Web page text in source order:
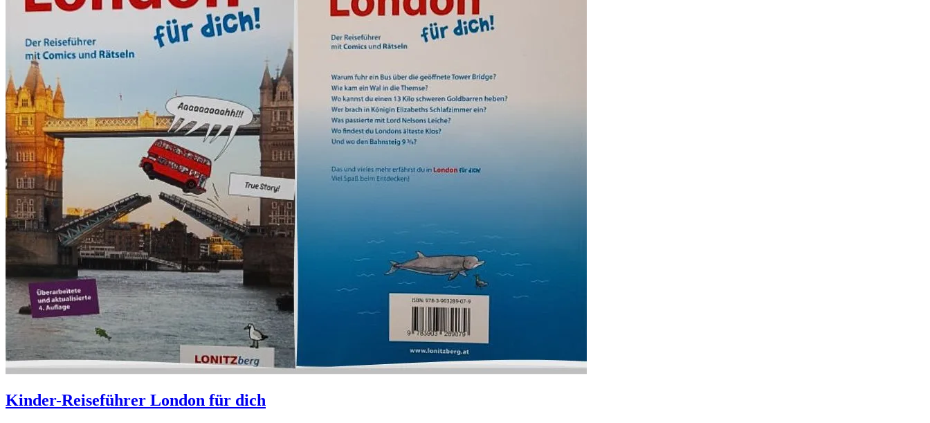
Kinder-Reiseführer London für dich